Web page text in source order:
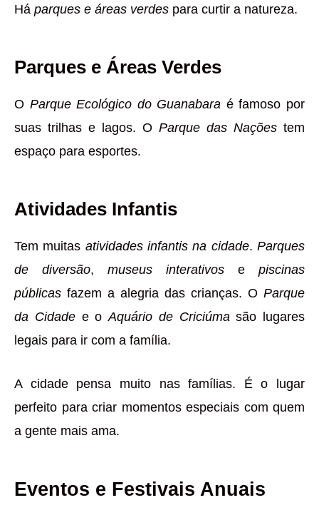
Há parques e áreas verdes para curtir a natureza.
Parques e Áreas Verdes
O Parque Ecológico do Guanabara é famoso por
suas trilhas e lagos. O Parque das Nações tem
espaço para esportes.
Atividades Infantis
Tem muitas atividades infantis na cidade.Parques
de diversão, museus interativos e piscinas
públicas fazem a alegria das crianças. O Parque
da Cidadee o Aquário de Criciúma são lugares
legais para ir com a família.
A cidade pensa muito nas famílias. É o lugar
perfeito para criar momentos especiais com quem
a gente mais ama.
Eventos e Festivais Anuais